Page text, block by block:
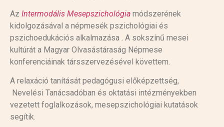
Az Intermodális Mesepszichológia módszerének
kidolgozásával a népmesék pszichológiai és
pszichoedukációs alkalmazása . A sokszínű mesei
kultúrát a Magyar Olvasástáraság Népmese
konferenciáinak társszervezésével követtem.
A relaxáció tanítását pedagógusi előképzettség,
Nevelési Tanácsadóban és oktatási intézményekben
vezetett foglalkozások, mesepszichológiai kutatások
segítik.